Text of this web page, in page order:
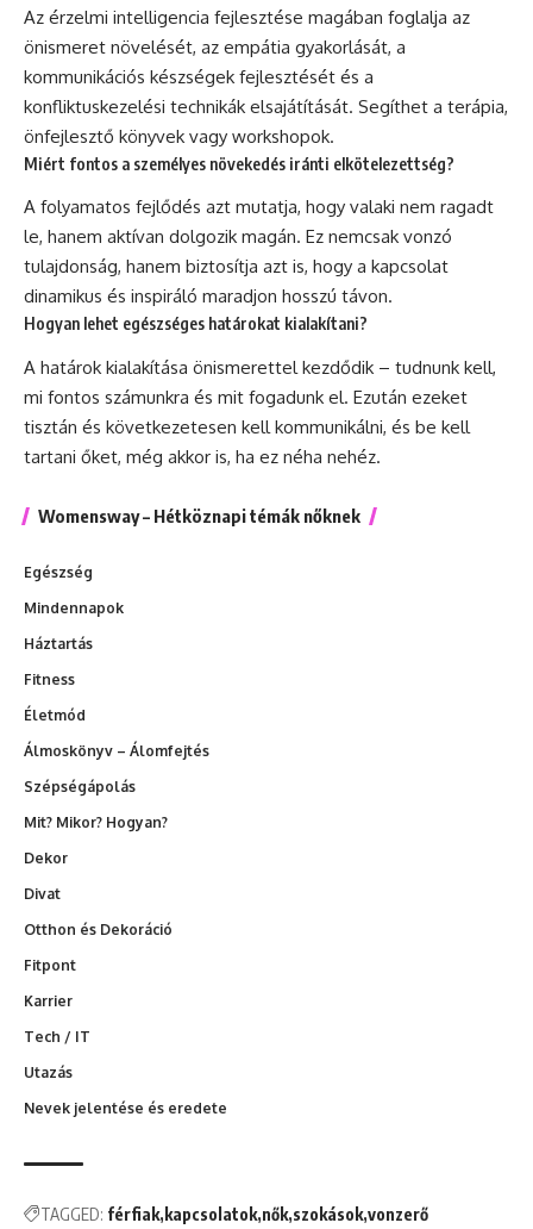
Az érzelmi intelligencia fejlesztése magában foglalja az
önismeret növelését, az empátia gyakorlását, a
kommunikációs készségek fejlesztését és a
konfliktuskezelési technikák elsajátítását. Segíthet a terápia,
önfejlesztő könyvek vagy workshopok.
Miért fontos a személyes növekedés iránti elkötelezettség?
A folyamatos fejlődés azt mutatja, hogy valaki nem ragadt
le, hanem aktívan dolgozik magán. Ez nemcsak vonzó
tulajdonság, hanem biztosítja azt is, hogy a kapcsolat
dinamikus és inspiráló maradjon hosszú távon.
Hogyan lehet egészséges határokat kialakítani?
A határok kialakítása önismerettel kezdődik – tudnunk kell,
mi fontos számunkra és mit fogadunk el. Ezután ezeket
tisztán és következetesen kell kommunikálni, és be kell
tartani őket, még akkor is, ha ez néha nehéz.
Womensway – Hétköznapi témák nőknek
Egészség
Mindennapok
Háztartás
Fitness
Életmód
Álmoskönyv – Álomfejtés
Szépségápolás
Mit? Mikor? Hogyan?
Dekor
Divat
Otthon és Dekoráció
Fitpont
Karrier
Tech / IT
Utazás
Nevek jelentése és eredete
TAGGED: férfiak kapcsolatok nők szokások vonzerő